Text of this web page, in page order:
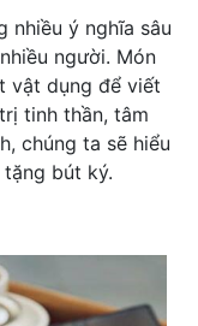
nhiều ý nghĩa sâu
người. Món
vật dụng để viết
tinh thần, tâm
chúng ta sẽ hiểu
bút ký.